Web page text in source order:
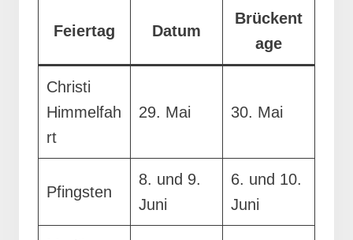
Feiertag Datum
Brückent
age
Christi
Himmelfah
rt
29. Mai 30. Mai
Pfingsten
8. und 9.
Juni
6. und 10.
Juni